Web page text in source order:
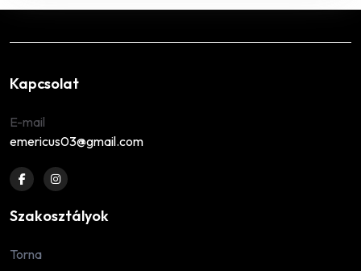
Kapcsolat
E-mail
emericus03@gmail.com
Szakosztályok
Torna